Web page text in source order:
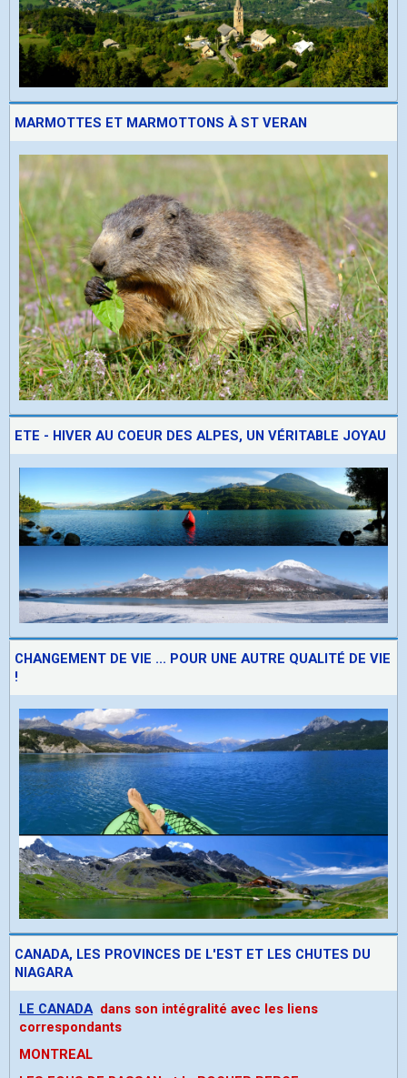
MARMOTTES ET MARMOTTONS À ST VERAN
ETE - HIVER AU COEUR DES ALPES, UN VÉRITABLE JOYAU
CHANGEMENT DE VIE ... POUR UNE AUTRE QUALITÉ DE VIE
!
CANADA, LES PROVINCES DE L'EST ET LES CHUTES DU
NIAGARA
LE CANADA dans son intégralité avec les liens
correspondants
MONTREAL